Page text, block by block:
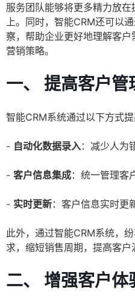
服务团队能够将更多精力放
上。同时，智能CRM还可以
察，帮助企业更好地理解客
营销策略。
一、 提高客户管
智能CRM系统通过以下方式提
- 自动化数据录入：减少人为
- 客户信息集成：统一管理客
- 实时更新：客户信息实时更
此外，通过智能CRM系统，
求，缩短销售周期，提高客户
二、 增强客户体